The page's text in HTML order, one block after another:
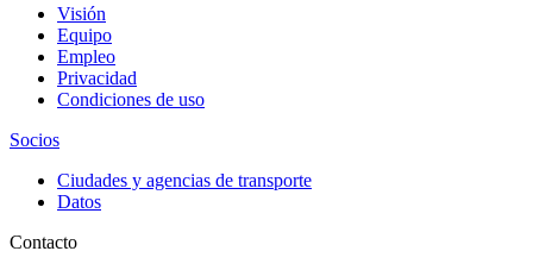
Visión
Equipo
Empleo
Privacidad
Condiciones de uso
Socios
Ciudades y agencias de transporte
Datos
Contacto